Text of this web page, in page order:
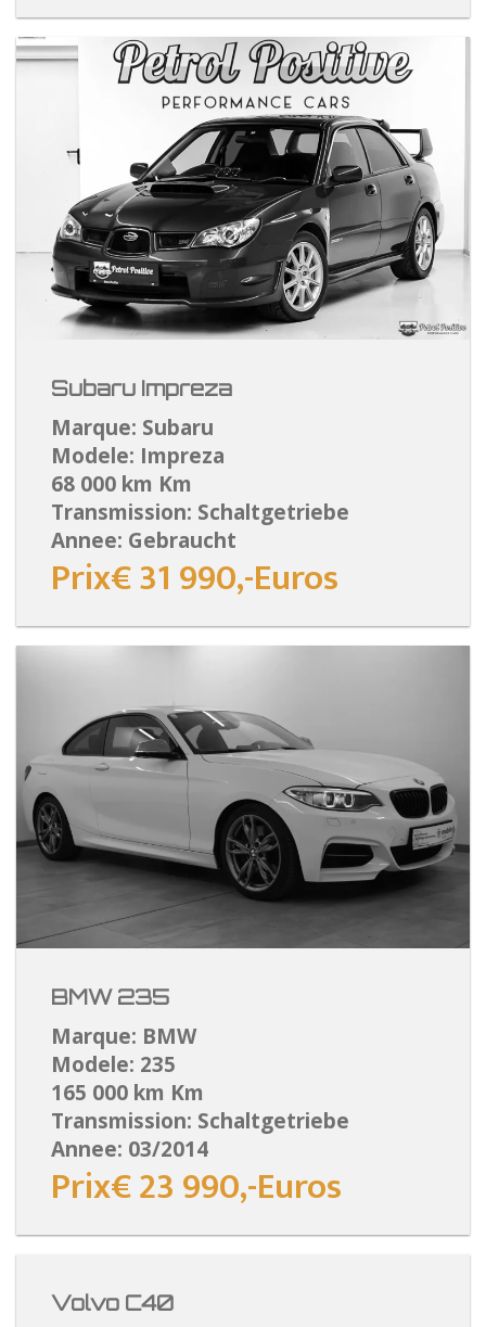
Subaru Impreza
Marque: Subaru
Modele: Impreza
68 000 km Km
Transmission: Schaltgetriebe
Annee: Gebraucht
Prix€ 31 990,-Euros
BMW 235
Marque: BMW
Modele: 235
165 000 km Km
Transmission: Schaltgetriebe
Annee: 03/2014
Prix€ 23 990,-Euros
Volvo C40